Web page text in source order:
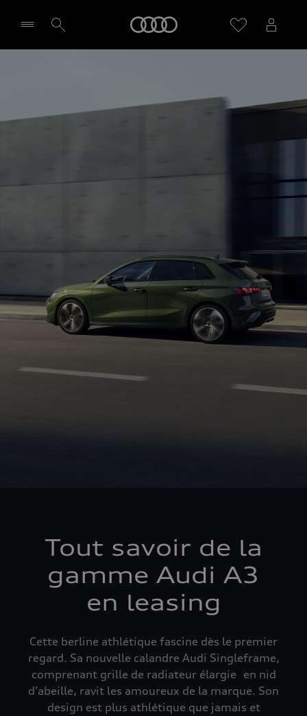
Tout savoir de la
gamme Audi A3
en leasing
Cette berline athlétique fascine dès le premier
regard. Sa nouvelle calandre Audi Singleframe,
comprenant grille de radiateur élargie en nid
d’abeille, ravit les amoureux de la marque. Son
design est plus athlétique que jamais et